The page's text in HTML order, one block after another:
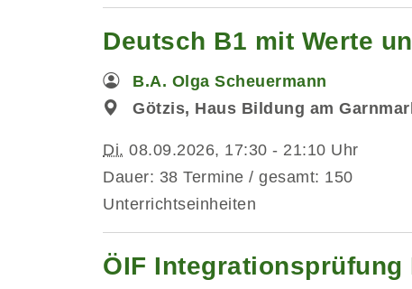
Deutsch B1 mit Werte
B.A. Olga Scheuermann
Götzis, Haus Bildung am
Di. 08.09.2026, 17:30 - 21:10 Uhr
Dauer: 38 Termine / gesamt: 150
Unterrichtseinheiten
ÖIF Integrationsprüfung